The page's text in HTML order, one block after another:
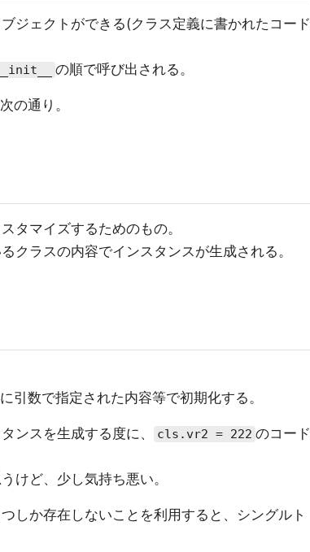
ジェクトができる(クラス定義に書かれたコード
__init__ の順で呼び出される。
の通り。
タマイズするためのもの。
クラスの内容でインスタンスが生成される。
引数で指定された内容等で初期化する。
ンスを生成する度に、 cls.vr2 = 222 のコード
けど、少し気持ち悪い。
しか存在しないことを利用すると、シングルト